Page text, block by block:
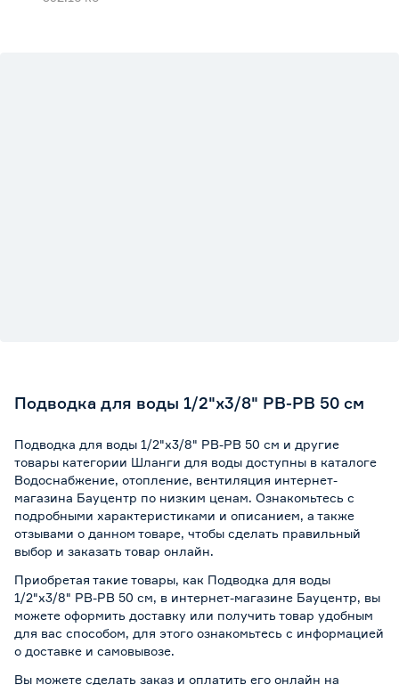
Подводка для воды 1/2"х3/8" РВ-РВ 50 см
Подводка для воды 1/2"х3/8" РВ-РВ 50 см и другие
товары категории Шланги для воды доступны в каталоге
Водоснабжение, отопление, вентиляция интернет-
магазина Бауцентр по низким ценам. Ознакомьтесь с
подробными характеристиками и описанием, а также
отзывами о данном товаре, чтобы сделать правильный
выбор и заказать товар онлайн.
Приобретая такие товары, как Подводка для воды
1/2"х3/8" РВ-РВ 50 см, в интернет-магазине Бауцентр, вы
можете оформить доставку или получить товар удобным
для вас способом, для этого ознакомьтесь с информацией
о доставке и самовывозе.
Вы можете сделать заказ и оплатить его онлайн на